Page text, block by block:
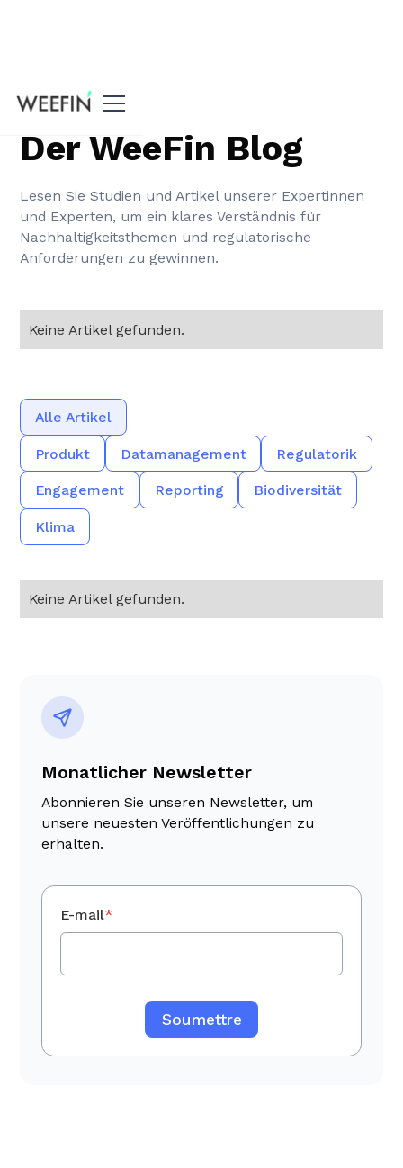
Willkommen
Der WeeFin Blog
Lesen Sie Studien und Artikel unserer Expertinnen
und Experten, um ein klares Verständnis für
Nachhaltigkeitsthemen und regulatorische
Anforderungen zu gewinnen.
Keine Artikel gefunden.
Alle Artikel
‍Produkt Datamanagement Regulatorik
Engagement Reporting Biodiversität
Klima
Keine Artikel gefunden.
Monatlicher Newsletter
Abonnieren Sie unseren Newsletter, um
unsere neuesten Veröffentlichungen zu
erhalten.
E-mail*